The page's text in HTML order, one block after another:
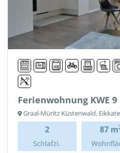
Ferienwohnung KWE
Graal-Müritz Küstenwald,
2
Schlafzi.
87 m